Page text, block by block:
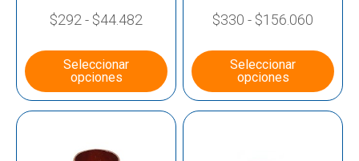
$292- $44.482
Seleccionar
opciones
$330 - $156.060
Seleccionar
opciones